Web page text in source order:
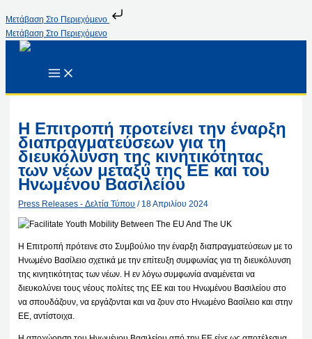
Μετάβαση Στο Περιεχόμενο
Μετάβαση Στο Περιεχόμενο
Η Επιτροπή προτείνει την έναρξη
διαπραγματεύσεων για τη
διευκόλυνση της κινητικότητας
των νέων μεταξύ της ΕΕ και του
Ηνωμένου Βασιλείου
Press Releases - Δελτία Τύπου / 18 Απριλίου 2024
Η Επιτροπή πρότεινε στο Συμβούλιο την έναρξη διαπραγματεύσεων με το
Ηνωμένο Βασίλειο σχετικά με την επίτευξη συμφωνίας για τη διευκόλυνση
της κινητικότητας των νέων. Η εν λόγω συμφωνία αναμένεται να
διευκολύνει τους νέους πολίτες της ΕΕ και του Ηνωμένου Βασιλείου στο
να σπουδάζουν, να εργάζονται και να ζουν στο Ηνωμένο Βασίλειο και στην
ΕΕ, αντίστοιχα.